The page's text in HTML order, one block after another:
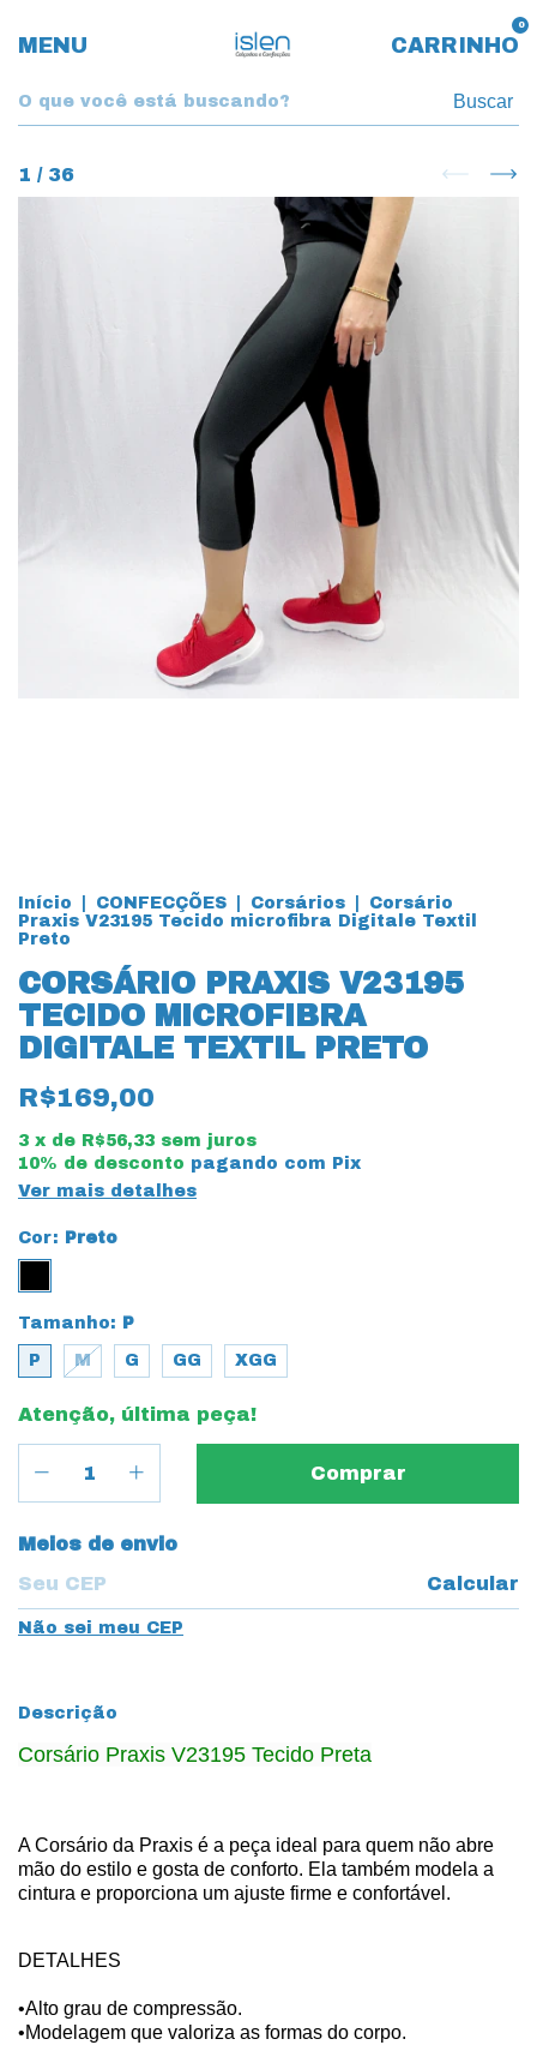
MENU CARRINHO
0
Buscar
1 / 36
Início CONFECÇÕES Corsários
Corsário
Praxis V23195 Tecido microfibra Digitale Textil
Preto
CORSÁRIO PRAXIS V23195
TECIDO MICROFIBRA
DIGITALE TEXTIL PRETO
R$169,00
3 x de R$56,33 sem juros
10% de desconto pagando com Pix
Ver mais detalhes
Cor: Preto
Tamanho: P
P M G GG XGG
Atenção, última peça!
Entregas para o CEP:
Meios de envio
Calcular
Não sei meu CEP
Descrição
Corsário Praxis V23195 Tecido Preta
A Corsário da Praxis é a peça ideal para quem não abre
mão do estilo e gosta de conforto. Ela também modela a
cintura e proporciona um ajuste firme e confortável.
DETALHES
•Alto grau de compressão.
•Modelagem que valoriza as formas do corpo.